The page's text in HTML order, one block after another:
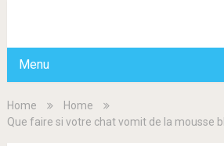
Menu
Home
Home
Que faire si votre chat vomit de la mousse